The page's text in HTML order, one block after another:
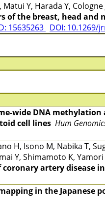
Y, Harada Y, Cologne
the breast, head and
15635263 DOI: 10.1269/
wide DNA methylation
cell lines Hum
H, Isono M, Nabika T,
Y, Shimamoto K,
artery disease
in the Japanese